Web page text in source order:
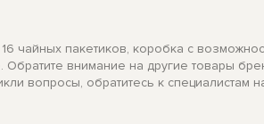
чайных пакетиков, коробка с
внимание на другие товары
вопросы, обратитесь к специалистам